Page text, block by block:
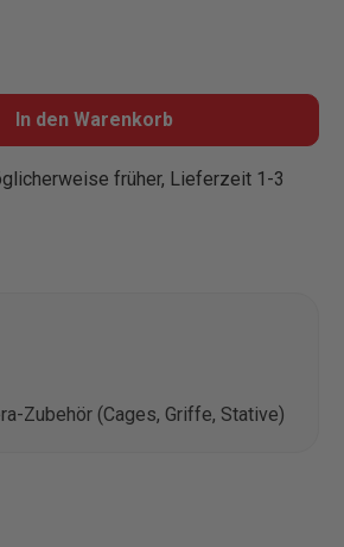
ein oder benutze die Schaltflächen um
In den Warenkorb
früher, Lieferzeit 1-3
Zubehör (Cages, Griffe, Stative)